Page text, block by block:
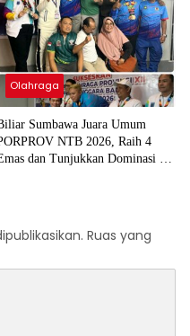
Olahraga
Sumbawa Juara Umum
NTB 2026, Raih 4
dan Tunjukkan Dominasi di
Ruas yang